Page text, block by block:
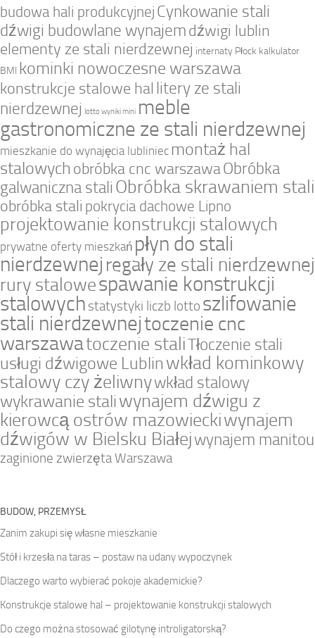
budowa hali produkcyjnej Cynkowanie stali
dźwigi budowlane wynajemdźwigi lublin
elementy ze stali nierdzewnej internaty Płock kalkulator
BMI kominki nowoczesne warszawa
konstrukcje stalowe hal litery ze stali
nierdzewnej lotto wyniki mini meble
gastronomiczne ze stali nierdzewnej
mieszkanie do wynajęcia lubliniec montaż hal
stalowych obróbka cnc warszawaObróbka
galwaniczna stali Obróbka skrawaniem stali
obróbka stali pokrycia dachowe Lipno
projektowanie konstrukcji stalowych
prywatne oferty mieszkań płyn do stali
nierdzewnej regały ze stali nierdzewnej
rury stalowespawanie konstrukcji
stalowych statystyki liczb lotto szlifowanie
stali nierdzewnejtoczenie cnc
warszawatoczenie staliTłoczenie stali
usługi dźwigowe Lublin wkład kominkowy
stalowy czy żeliwnywkład stalowy
wykrawanie staliwynajem dźwigu z
kierowcą ostrów mazowieckiwynajem
dźwigów w Bielsku Białejwynajem manitou
zaginione zwierzęta Warszawa
BUDOW, PRZEMYSŁ
Zanim zakupi się własne mieszkanie
Stół i krzesła na taras – postaw na udany wypoczynek
Dlaczego warto wybierać pokoje akademickie?
Konstrukcje stalowe hal – projektowanie konstrukcji stalowych
Do czego można stosować gilotynę introligatorską?